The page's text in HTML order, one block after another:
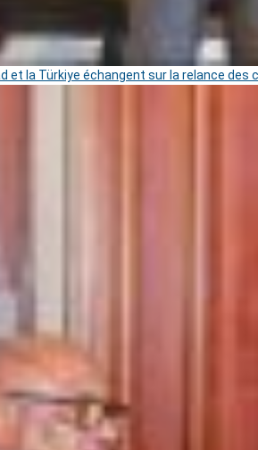
et la Türkiye échangent sur la relance